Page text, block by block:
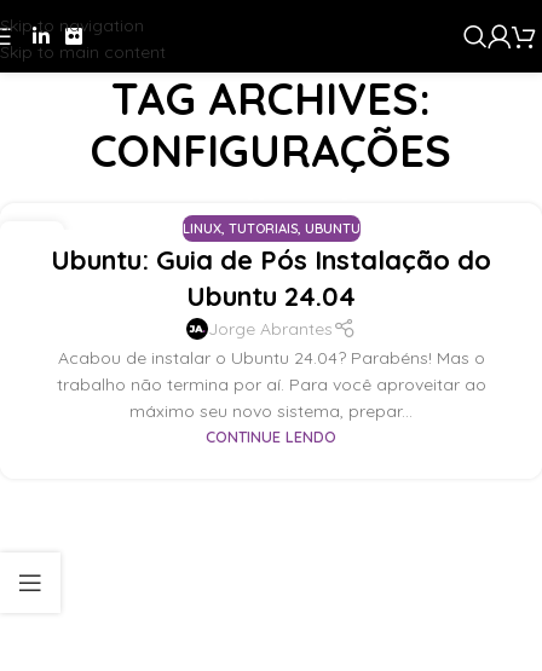
Skip to navigation
Skip to main content
TAG ARCHIVES:
CONFIGURAÇÕES
LINUX, TUTORIAIS, UBUNTU
Ubuntu: Guia de Pós Instalação do
Ubuntu 24.04
Jorge Abrantes
Acabou de instalar o Ubuntu 24.04? Parabéns! Mas o
trabalho não termina por aí. Para você aproveitar ao
máximo seu novo sistema, prepar...
CONTINUE LENDO